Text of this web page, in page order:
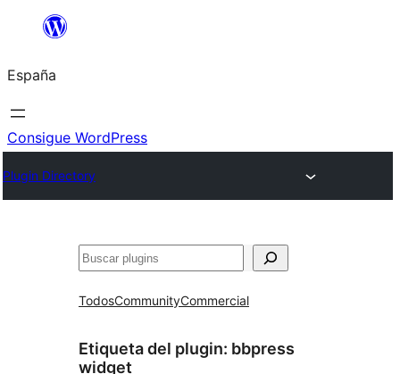
Saltar
contenido
España
Consigue WordPress
Plugin Directory
Buscar
TodosCommunityCommercial
Etiqueta del plugin: bbpress
widget